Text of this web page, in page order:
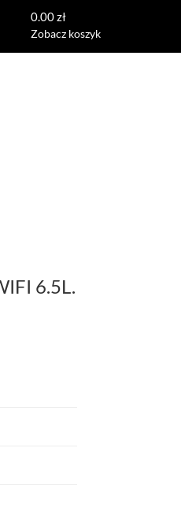
0.00 zł
Zobacz koszyk
6.5L.